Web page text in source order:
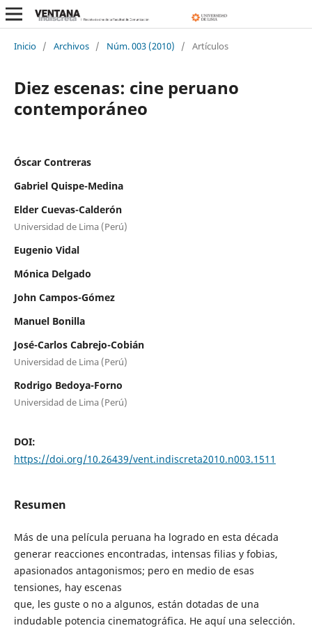
Inicio / Archivos / Núm. 003 (2010) / Artículos
Diez escenas: cine peruano
contemporáneo
Óscar Contreras
Gabriel Quispe-Medina
Elder Cuevas-Calderón
Universidad de Lima (Perú)
Eugenio Vidal
Mónica Delgado
John Campos-Gómez
Manuel Bonilla
José-Carlos Cabrejo-Cobián
Universidad de Lima (Perú)
Rodrigo Bedoya-Forno
Universidad de Lima (Perú)
DOI:
https://doi.org/10.26439/vent.indiscreta2010.n003.1511
Resumen
Más de una película peruana ha logrado en esta década
generar reacciones encontradas, intensas filias y fobias,
apasionados antagonismos; pero en medio de esas
tensiones, hay escenas
que, les guste o no a algunos, están dotadas de una
indudable potencia cinematográfica. He aquí una selección.